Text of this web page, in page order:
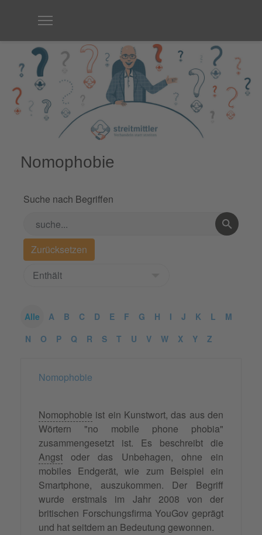
Nomophobie
Suche nach Begriffen
Alle A B C D E F G H I J K L
M
N
O P Q R S T U V W X Y Z
Nomophobie
Nomophobie ist ein Kunstwort, das aus den
Wörtern "no mobile phone phobia"
zusammengesetzt ist. Es beschreibt die
Angst oder das Unbehagen, ohne ein
mobiles Endgerät, wie zum Beispiel ein
Smartphone, auszukommen. Der Begriff
wurde erstmals im Jahr 2008 von der
britischen Forschungsfirma YouGov geprägt
und hat seitdem an Bedeutung gewonnen.